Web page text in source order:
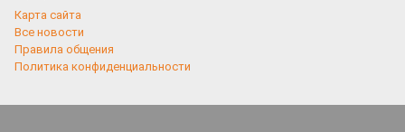
Карта сайта
Все новости
Правила общения
Политика конфиденциальности